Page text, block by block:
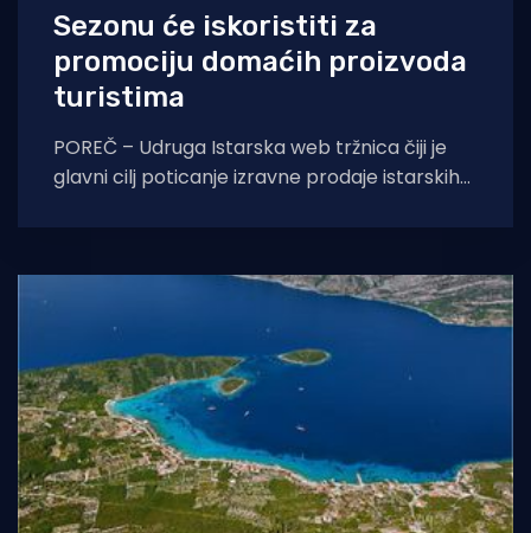
Sezonu će iskoristiti za
promociju domaćih proizvoda
turistima
POREČ – Udruga Istarska web tržnica čiji je
glavni cilj poticanje izravne prodaje istarskih
prvi od